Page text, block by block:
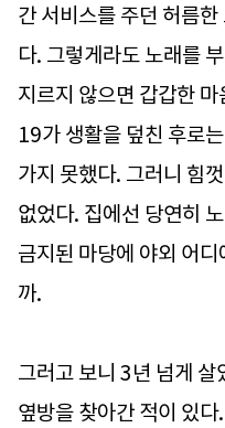
간 서비스를 주던 허름
다. 그렇게라도 노래를
지르지 않으면 갑갑한
19가 생활을 덮친 후로
가지 못했다. 그러니 힘
없었다. 집에선 당연히
금지된 마당에 야외 어
까.
그러고 보니 3년 넘게 살
옆방을 찾아간 적이 있